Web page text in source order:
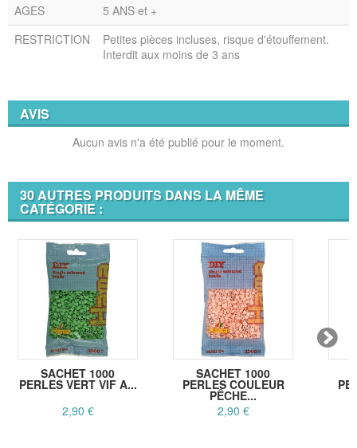
AGES
5 ANS et +
RESTRICTION
Petites pièces incluses, risque d'étouffement.
Interdit aux moins de 3 ans
AVIS
Aucun avis n'a été publié pour le moment.
30 AUTRES PRODUITS DANS LA MÊME
CATÉGORIE :
SACHET 1000
PERLES VERT VIF A...
2,90 €
SACHET 1000
PERLES COULEUR
PÊCHE...
2,90 €